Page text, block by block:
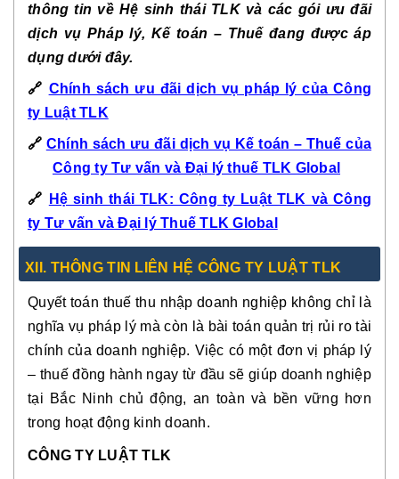
thông tin về Hệ sinh thái TLK và các gói ưu đãi
dịch vụ Pháp lý, Kế toán – Thuế đang được áp
dụng dưới đây.
🔗 Chính sách ưu đãi dịch vụ pháp lý của Công
ty Luật TLK
🔗 Chính sách ưu đãi dịch vụ Kế toán – Thuế của
Công ty Tư vấn và Đại lý thuế TLK Global
🔗
Hệ sinh thái TLK: Công ty Luật TLK và Công
ty Tư vấn và Đại lý Thuế TLK Global
XII. THÔNG TIN LIÊN HỆ CÔNG TY LUẬT TLK
Quyết toán thuế thu nhập doanh nghiệp không chỉ là
nghĩa vụ pháp lý mà còn là bài toán quản trị rủi ro tài
chính của doanh nghiệp. Việc có một đơn vị pháp lý
– thuế đồng hành ngay từ đầu sẽ giúp doanh nghiệp
tại Bắc Ninh chủ động, an toàn và bền vững hơn
trong hoạt động kinh doanh.
CÔNG TY LUẬT TLK